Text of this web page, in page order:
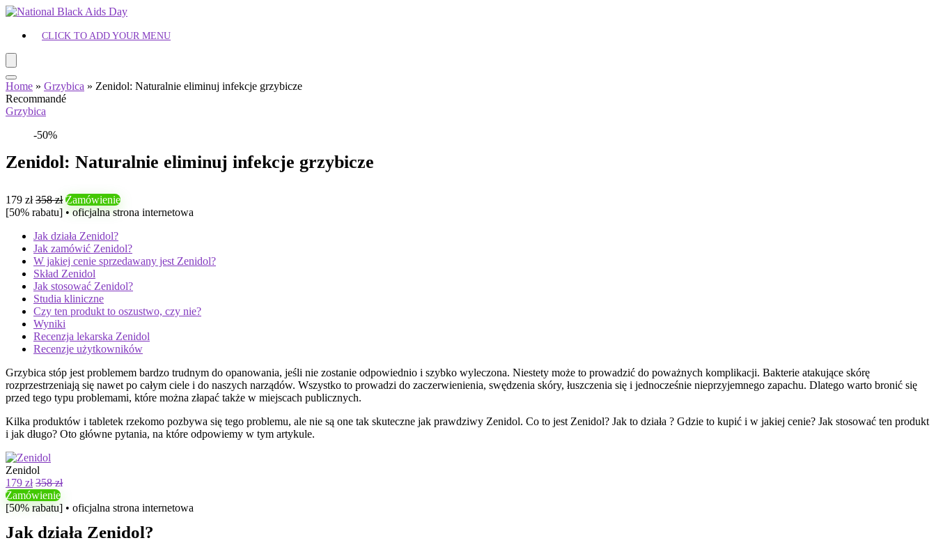
CLICK TO ADD YOUR MENU
Home » Grzybica » Zenidol: Naturalnie eliminuj infekcje grzybicze
Recommandé
Grzybica
-50%
Zenidol: Naturalnie eliminuj infekcje grzybicze
179 zł 358 zł Zamówienie
[50% rabatu] • oficjalna strona internetowa
Jak działa Zenidol?
Jak zamówić Zenidol?
W jakiej cenie sprzedawany jest Zenidol?
Skład Zenidol
Jak stosować Zenidol?
Studia kliniczne
Czy ten produkt to oszustwo, czy nie?
Wyniki
Recenzja lekarska Zenidol
Recenzje użytkowników
Grzybica stóp jest problemem bardzo trudnym do opanowania, jeśli nie zostanie odpowiednio i szybko wyleczona. Niestety może to prowadzić do poważnych komplikacji. Bakterie atakujące skórę
rozprzestrzeniają się nawet po całym ciele i do naszych narządów. Wszystko to prowadzi do zaczerwienienia, swędzenia skóry, łuszczenia się i jednocześnie nieprzyjemnego zapachu. Dlatego warto bronić się
przed tego typu problemami, które można złapać także w miejscach publicznych.
Kilka produktów i tabletek rzekomo pozbywa się tego problemu, ale nie są one tak skuteczne jak prawdziwy Zenidol. Co to jest Zenidol? Jak to działa ? Gdzie to kupić i w jakiej cenie? Jak stosować ten produkt
i jak długo? Oto główne pytania, na które odpowiemy w tym artykule.
Zenidol
179 zł 358 zł
Zamówienie
[50% rabatu] • oficjalna strona internetowa
Jak działa Zenidol?